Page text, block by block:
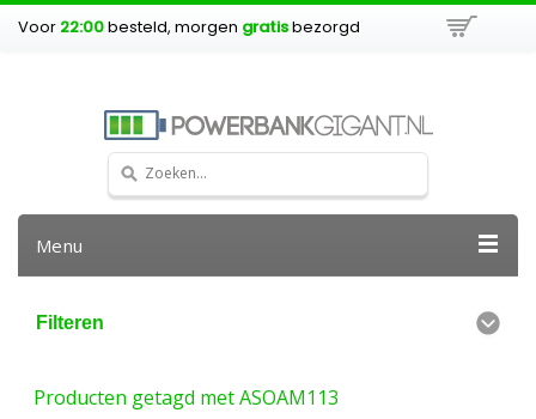
Voor 22:00besteld, morgen gratisbezorgd
Menu
Filteren
Producten getagd met ASOAM113